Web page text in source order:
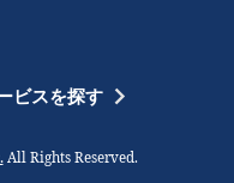
ビスを探す
All Rights Reserved.